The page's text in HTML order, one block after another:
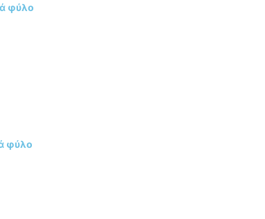
φύλο
φύλο